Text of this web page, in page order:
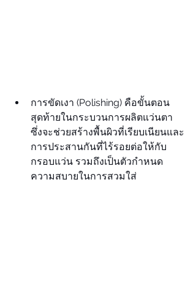
การขัดเงา (Polishing) คือขั้นตอน
สุดท้ายในกระบวนการผลิตแว่นตา
ซึ่งจะช่วยสร้างพื้นผิวที่เรียบเนียนและ
การประสานกันที่ไร้รอยต่อให้กับ
กรอบแว่น รวมถึงเป็นตัวกำหนด
ความสบายในการสวมใส่